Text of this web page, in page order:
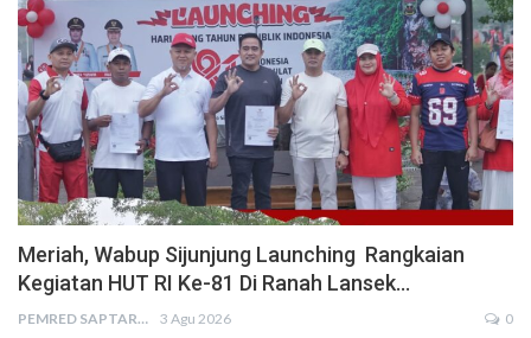
Meriah, Wabup Sijunjung Launching Rangkaian
Kegiatan HUT RI Ke-81 Di Ranah Lansek…
PEMRED SAPTARIUS 3 Agu 2026 0